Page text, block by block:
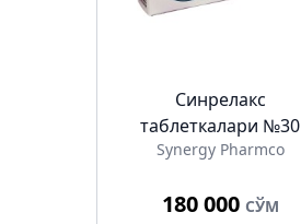
Синрелакс
таблеткалари №30
Synergy Pharmco
180 000 СЎМ